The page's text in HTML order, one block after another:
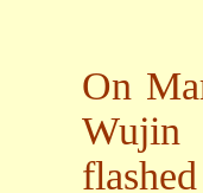
On
Wujin